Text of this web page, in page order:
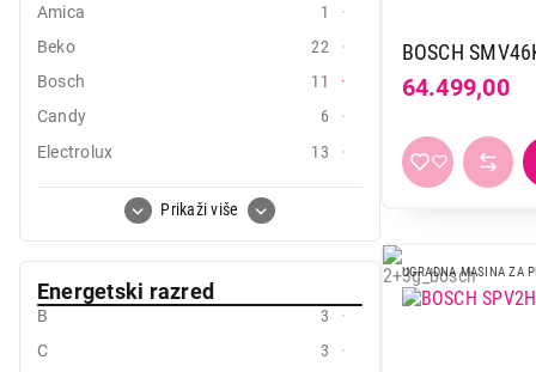
Sve za kuću i baštu
Vesa
Prikaži više
Amica
1
Beko
22
Bosch
11
Candy
6
Electrolux
13
Gorenje
10
Hansa
6
Hisense
Indesit
3
Koncar
2
Energetski razred
B
3
C
3
BOSCH
64.499,00
UGRADNA MASINA ZA